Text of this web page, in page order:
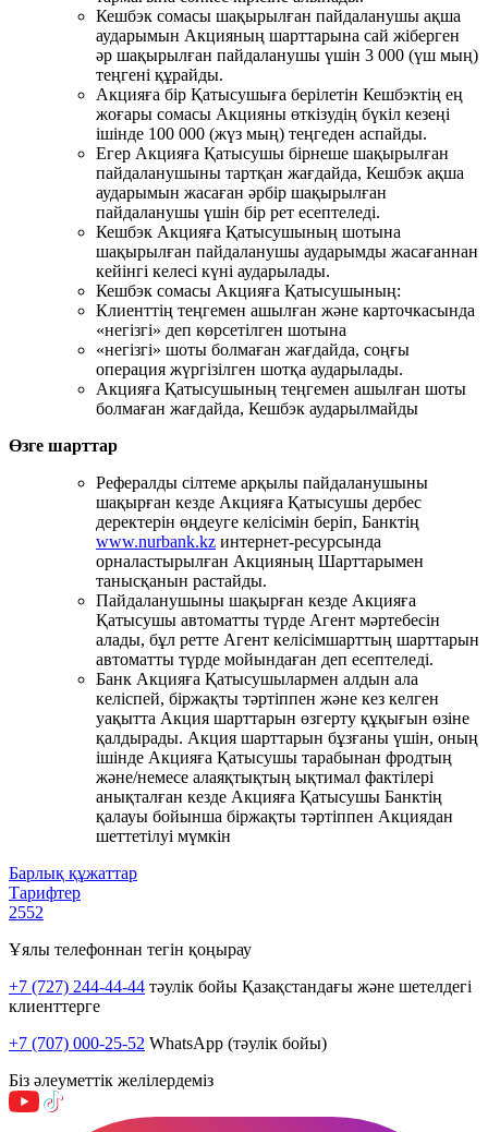
Кешбэк сомасы шақырылған пайдаланушы ақша
аударымын Акцияның шарттарына сай жіберген
әр шақырылған пайдаланушы үшін 3 000 (үш мың)
теңгені құрайды.
Акцияға бір Қатысушыға берілетін Кешбэктің ең
жоғары сомасы Акцияны өткізудің бүкіл кезеңі
ішінде 100 000 (жүз мың) теңгеден аспайды.
Егер Акцияға Қатысушы бірнеше шақырылған
пайдаланушыны тартқан жағдайда, Кешбэк ақша
аударымын жасаған әрбір шақырылған
пайдаланушы үшін бір рет есептеледі.
Кешбэк Акцияға Қатысушының шотына
шақырылған пайдаланушы аударымды жасағаннан
кейінгі келесі күні аударылады.
Кешбэк сомасы Акцияға Қатысушының:
Клиенттің теңгемен ашылған және карточкасында
«негізгі» деп көрсетілген шотына
«негізгі» шоты болмаған жағдайда, соңғы
операция жүргізілген шотқа аударылады.
Акцияға Қатысушының теңгемен ашылған шоты
болмаған жағдайда, Кешбэк аударылмайды
Өзге шарттар
Рефералды сілтеме арқылы пайдаланушыны
шақырған кезде Акцияға Қатысушы дербес
деректерін өңдеуге келісімін беріп, Банктің
www.nurbank.kz интернет-ресурсында
орналастырылған Акцияның Шарттарымен
танысқанын растайды.
Пайдаланушыны шақырған кезде Акцияға
Қатысушы автоматты түрде Агент мәртебесін
алады, бұл ретте Агент келісімшарттың шарттарын
автоматты түрде мойындаған деп есептеледі.
Банк Акцияға Қатысушылармен алдын ала
келіспей, біржақты тәртіппен және кез келген
уақытта Акция шарттарын өзгерту құқығын өзіне
қалдырады. Акция шарттарын бұзғаны үшін, оның
ішінде Акцияға Қатысушы тарабынан фродтың
және/немесе алаяқтықтың ықтимал фактілері
анықталған кезде Акцияға Қатысушы Банктің
қалауы бойынша біржақты тәртіппен Акциядан
шеттетілуі мүмкін
Барлық құжаттар
Тарифтер
2552
Ұялы телефоннан тегін қоңырау
+7 (727) 244-44-44 тәулік бойы Қазақстандағы және шетелдегі
клиенттерге
+7 (707) 000-25-52 WhatsApp (тәулік бойы)
Біз әлеуметтік желілердеміз